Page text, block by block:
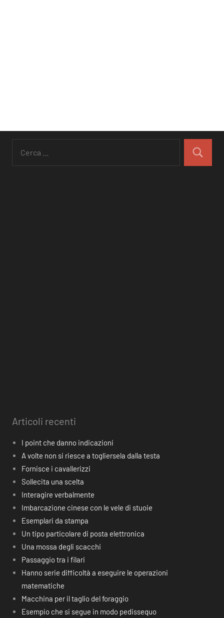
Articoli recenti
I point che danno indicazioni
A volte non si riesce a togliersela dalla testa
Fornisce i cavallerizzi
Sollecita una scelta
Interagire verbalmente
Imbarcazione cinese con le vele di stuoie
Esemplari da stampa
Un tipo particolare di posta elettronica
Una mossa degli scacchi
Passaggio tra i filari
Hanno serie difficoltà a eseguire le operazioni
matematiche
Macchina per il taglio del foraggio
Esempio che si segue in modo pedissequo